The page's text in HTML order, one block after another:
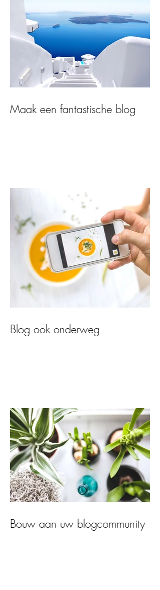
Maak een fantastische blog
Blog ook onderweg
Bouw aan uw blogcommunity